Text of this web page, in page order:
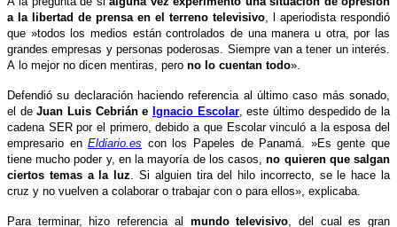
a la libertad de prensa en el terreno televisivo, l aperiodista respondió
que »todos los medios están controlados de una manera u otra, por las
grandes empresas y personas poderosas. Siempre van a tener un interés.
A lo mejor no dicen mentiras, pero no lo cuentan todo».
Defendió su declaración haciendo referencia al último caso más sonado,
el deJuan Luis Cebrián e Ignacio Escolar, este último despedido de la
cadena SER por el primero, debido a que Escolar vinculó a la esposa del
empresario enEldiario.es con los Papeles de Panamá. »Es gente que
tiene mucho poder y, en la mayoría de los casos,no quieren que salgan
ciertos temas a la luz. Si alguien tira del hilo incorrecto, se le hace la
cruz y no vuelven a colaborar o trabajar con o para ellos», explicaba.
Para terminar, hizo referencia al mundo televisivo, del cual es gran